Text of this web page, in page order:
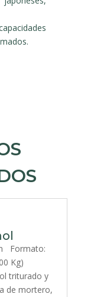
Formato:
Kg)
triturado y
de mortero,